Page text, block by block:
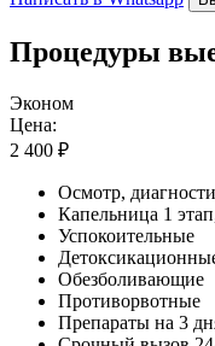
Процедуры
Эконом
Цена:
2 400 ₽
Осмотр,
Капельница 1
Успокоительные
Обезболивающие
Противорвотные
Препараты на 3